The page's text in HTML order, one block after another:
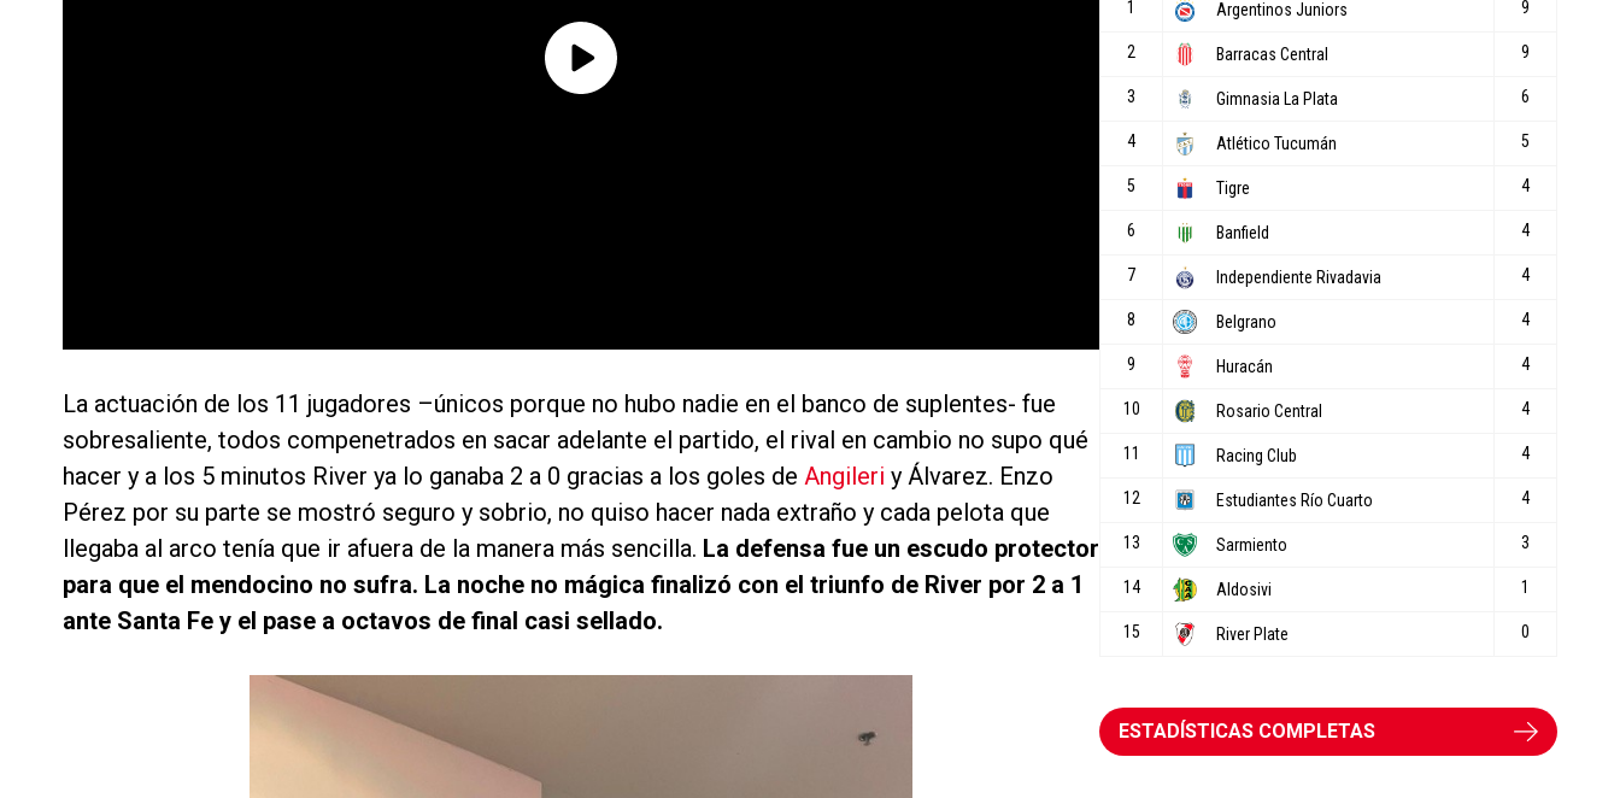
La actuación de los 11 jugadores –únicos porque no hubo nadie en el banco de suplentes- fue
sobresaliente, todos compenetrados en sacar adelante el partido, el rival en cambio no supo qué
hacer y a los 5 minutos River ya lo ganaba 2 a 0 gracias a los goles de Angileri y Álvarez. Enzo
Pérez por su parte se mostró seguro y sobrio, no quiso hacer nada extraño y cada pelota que
llegaba al arco tenía que ir afuera de la manera más sencilla. La defensa fue un escudo protector
para que el mendocino no sufra. La noche no mágica finalizó con el triunfo de River por 2 a 1
ante Santa Fe y el pase a octavos de final casi sellado.
ESTADÍSTICAS COMPLETAS